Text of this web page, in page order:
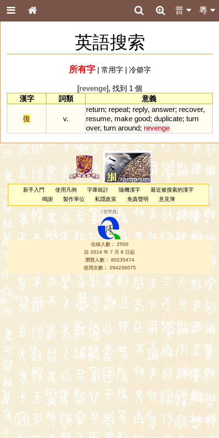
粵
普
英語搜索
所有字| 常用字| 冷僻字
[revenge], 找到 1 個
漢字
詞類 意義
復 v.
return; repeat; reply, answer; recover,
resume, make good; duplicate; turn
over, turn around; revenge
新手入門 使用凡例 字庫統計 隨機漢字
最近被搜索的漢字
鳴謝
製作單位 私隱政策 免責聲明 意見簿
（管理員 ）
在線人數： 2500
自 2014 年 7 月 8 日起
瀏覽人數： 80235474
使用次數： 294236075